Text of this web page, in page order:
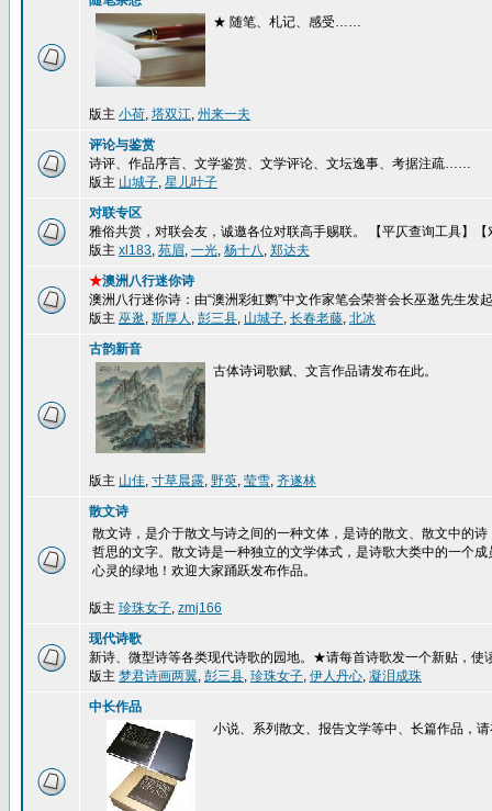
★ 随笔、札记、感受……
版主 小荷, 塔双江, 州来一夫
评论与鉴赏
诗评、作品序言、文学鉴赏、文学评论、文坛逸事、考据注疏……
版主 山城子, 星儿叶子
对联专区
雅俗共赏，对联会友，诚邀各位对联高手赐联。 【平仄查询工具】【
版主 xl183, 苑眉, 一光, 杨十八, 郑达夫
★澳洲八行迷你诗
澳洲八行迷你诗：由“澳洲彩虹鹦”中文作家笔会荣誉会长巫逖先生发
版主 巫逖, 斯厚人 , 彭三县, 山城子, 长春老藤, 北冰
古韵新音
古体诗词歌赋、文言作品请发布在此。
版主 山佳, 寸草晨露, 野萸, 莹雪, 齐遂林
散文诗
散文诗，是介于散文与诗之间的一种文体，是诗的散文、散文中的
哲思的文字。散文诗是一种独立的文学体式，是诗歌大类中的一个
心灵的绿地！欢迎大家踊跃发布作品。
版主 珍珠女子, zmj166
现代诗歌
新诗、微型诗等各类现代诗歌的园地。★请每首诗歌发一个新贴，使
版主 梦君诗画两翼, 彭三县, 珍珠女子, 伊人丹心, 凝泪成珠
中长作品
小说、系列散文、报告文学等中、长篇作品，